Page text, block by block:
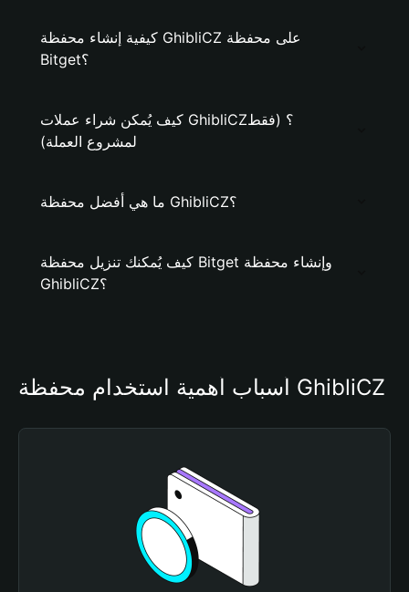
كيفية إنشاء محفظة GhibliCZ على محفظة
Bitget؟
كيف يُمكن شراء عملات GhibliCZ؟ (فقط
لمشروع العملة)
ما هي أفضل محفظة GhibliCZ؟
كيف يُمكنك تنزيل محفظة Bitget وإنشاء محفظة
GhibliCZ؟
أسباب أهمية استخدام محفظة GhibliCZ